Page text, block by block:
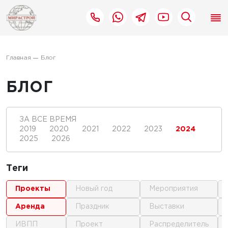
Главная Блог
БЛОГ
ЗА ВСЕ ВРЕМЯ
2019
2020 2021 2022 2023
2024
2025
2026
Теги
проекты
аренда
ИВПП
новый год
праздник
проект
мероприятия
выставки
распределитель